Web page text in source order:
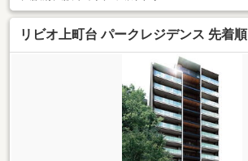
リビオ上町台 パークレジデンス 先着順